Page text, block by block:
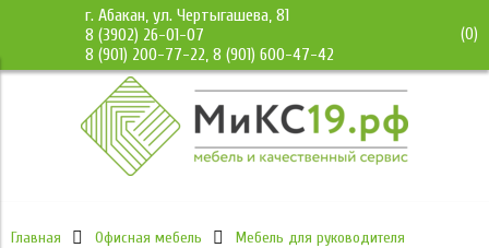
г. Абакан, ул. Чертыгашева, 81
8 (3902) 26-01-07
8 (901) 200-77-22, 8 (901) 600-47-42
(0)
Главная Офисная мебель
Мебель для руководителя